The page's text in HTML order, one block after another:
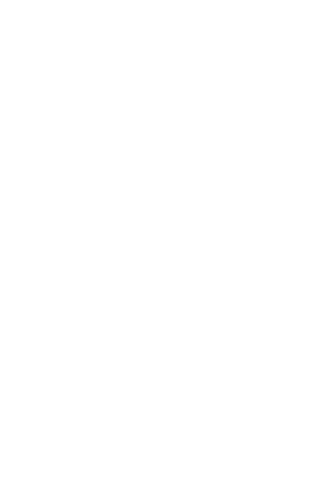
まうよう
存分に生